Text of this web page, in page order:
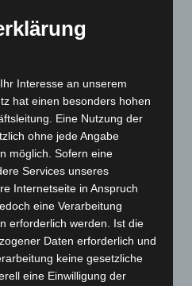
und seine Folgen
bemerkbar. Dies ist auch
Wasserversorgung. Zwar
ausreichend
menschlichen Bedarf mit
wir müssen uns besser an
anpassen“, sagt Weyand.
auch in Zukunft
muss in einigen
und ausgebaut
die Trinkwasserversorger
den Aus- bzw.
Ausweisung von
Interesse an unserem
hat einen besonders hohen
Eine Nutzung der
ohne jede Angabe
möglich. Sofern eine
Services unseres
Internetseite in Anspruch
eine Verarbeitung
erforderlich werden. Ist die
Daten erforderlich und
keine gesetzliche
eine Einwilligung der